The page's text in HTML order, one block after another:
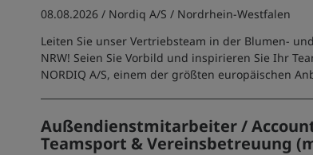
08.08.2026 / Nordiq A/S / Nordrhein-Westfalen
Leiten Sie unser Vertriebsteam in der Blumen-
NRW! Seien Sie Vorbild und inspirieren Sie Ihr
NORDIQ A/S, einem der größten europäischen
Außendienstmitarbeiter /
Teamsport & Vereinsbetreuung